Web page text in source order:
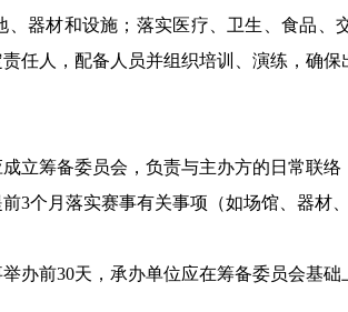
器材和设施；落实医疗、卫生、食品、
任人，配备人员并组织培训、演练，确保
立筹备委员会，负责与主办方的日常联
3个月落实赛事有关事项（如场馆、器材
办前30天，承办单位应在筹备委员会基